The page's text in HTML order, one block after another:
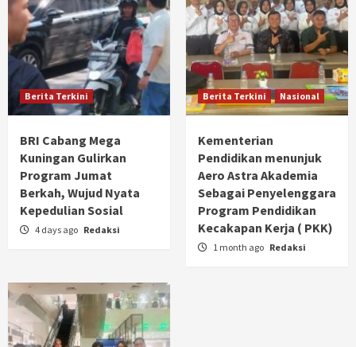
Berita Terkini
BRI Cabang Mega
Kuningan Gulirkan
Program Jumat
Berkah, Wujud Nyata
Kepedulian Sosial
4 days ago Redaksi
Berita Terkini Nasional
Kementerian
Pendidikan menunjuk
Aero Astra Akademia
Sebagai Penyelenggara
Program Pendidikan
Kecakapan Kerja ( PKK)
1 month ago Redaksi